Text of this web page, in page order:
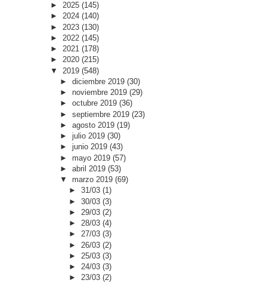
► 2025 (145)
► 2024 (140)
► 2023 (130)
► 2022 (145)
► 2021 (178)
► 2020 (215)
▼ 2019 (548)
► diciembre 2019 (30)
► noviembre 2019 (29)
► octubre 2019 (36)
► septiembre 2019 (23)
► agosto 2019 (19)
► julio 2019 (30)
► junio 2019 (43)
► mayo 2019 (57)
► abril 2019 (53)
▼ marzo 2019 (69)
►31/03(1)
►30/03(3)
► 29/03(2)
►28/03(4)
►27/03(3)
► 26/03(2)
► 25/03(3)
►24/03(3)
►23/03(2)